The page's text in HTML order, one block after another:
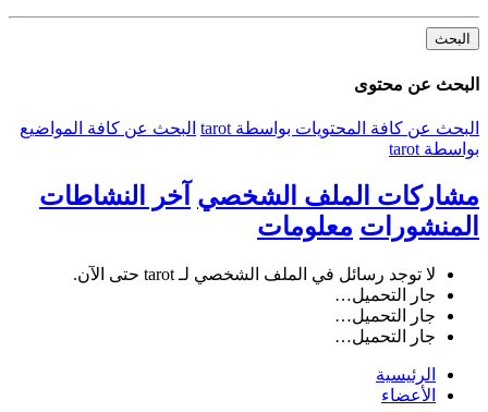
البحث
البحث عن محتوى
البحث عن كافة المحتويات بواسطة tarot
البحث عن كافة المواضيع
بواسطة tarot
مشاركات الملف الشخصي آخر النشاطات
المنشورات معلومات
لا توجد رسائل في الملف الشخصي لـ tarot حتى الآن.
جار التحميل…
جار التحميل…
جار التحميل…
الرئيسية
الأعضاء